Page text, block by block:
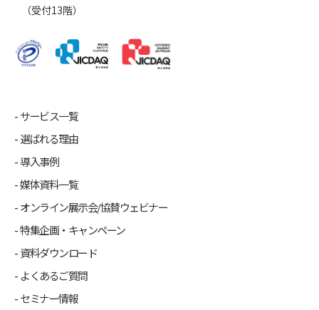
（受付13階）
サービス一覧
選ばれる理由
導入事例
媒体資料一覧
オンライン展示会/協賛ウェビナー
特集企画・キャンペーン
資料ダウンロード
よくあるご質問
セミナー情報